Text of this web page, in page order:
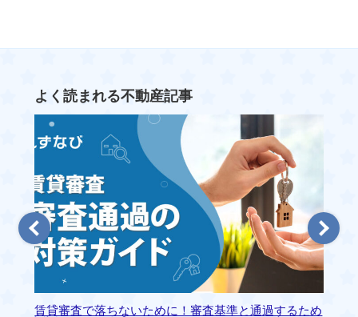
よく読まれる不動産記事
賃貸審査で落ちないために！審査基準と通過するため